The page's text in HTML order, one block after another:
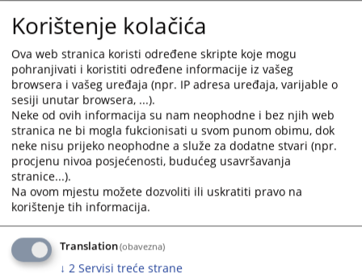
Trenutno nema vijesti
Korištenje kolačića
Ova web stranica koristi određene skripte koje mogu
pohranjivati i koristiti određene informacije iz vašeg
browsera i vašeg uređaja (npr. IP adresa uređaja, varijable o
sesiji unutar browsera, ...).
Neke od ovih informacija su nam neophodne i bez njih web
stranica ne bi mogla fukcionisati u svom punom obimu, dok
neke nisu prijeko neophodne a služe za dodatne stvari (npr.
procjenu nivoa posjećenosti, budućeg usavršavanja
stranice...).
Na ovom mjestu možete dozvoliti ili uskratiti pravo na
korištenje tih informacija.
Translation(obavezna)
↓ 2 Servisi treće strane